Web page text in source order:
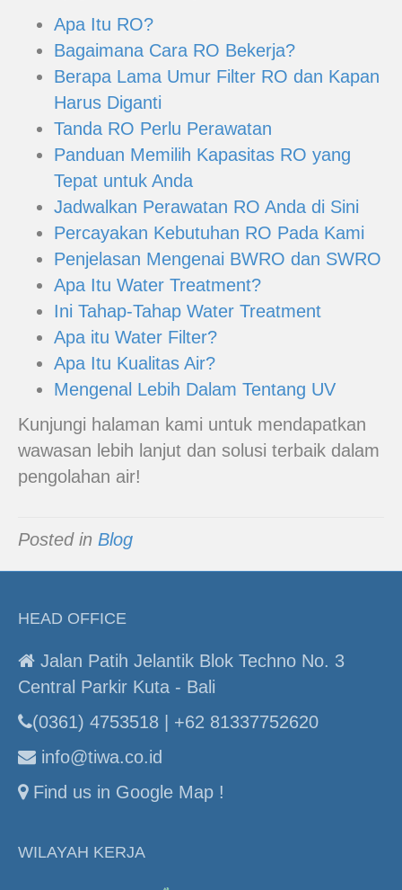
Apa Itu RO?
Bagaimana Cara RO Bekerja?
Berapa Lama Umur Filter RO dan Kapan
Harus Diganti
Tanda RO Perlu Perawatan
Panduan Memilih Kapasitas RO yang
Tepat untuk Anda
Jadwalkan Perawatan RO Anda di Sini
Percayakan Kebutuhan RO Pada Kami
Penjelasan Mengenai BWRO dan SWRO
Apa Itu Water Treatment?
Ini Tahap-Tahap Water Treatment
Apa itu Water Filter?
Apa Itu Kualitas Air?
Mengenal Lebih Dalam Tentang UV
Kunjungi halaman kami untuk mendapatkan
wawasan lebih lanjut dan solusi terbaik dalam
pengolahan air!
Posted in Blog
HEAD OFFICE
Jalan Patih Jelantik Blok Techno No. 3
Central Parkir Kuta - Bali
(0361) 4753518 | +62 81337752620
info@tiwa.co.id
Find us in Google Map !
WILAYAH KERJA